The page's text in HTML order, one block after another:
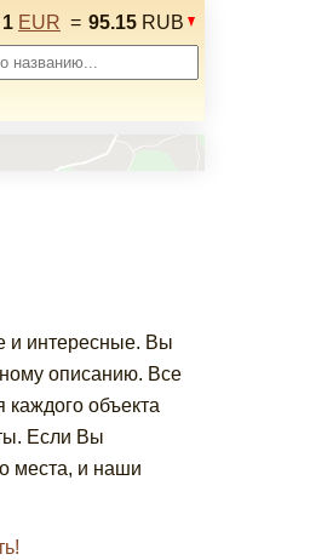
1 EUR = 95.15 RUB
и интересные. Вы
описанию. Все
объекта
Если Вы
места, и наши